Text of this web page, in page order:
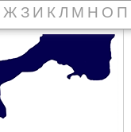
Ж З И К Л М Н О П